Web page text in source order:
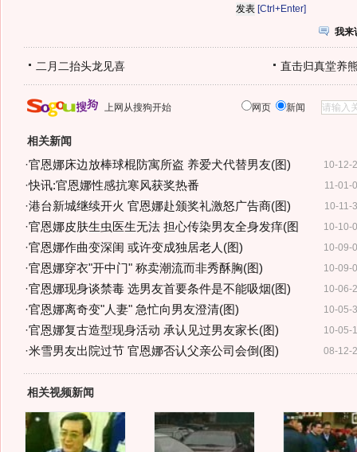
[Ctrl+Enter]
我来
二月二抬头龙见喜 直击归真堂养
上网从搜狗开始 网页 新闻
相关新闻
10-12-
·官恩娜床边放棒球棍防寓所盗 养爱犬代替男友(图)
11-01-
·快讯:官恩娜性感抗寒风获奖热番
10-11-
·港台新城继续开火 官恩娜赴颁奖礼激怒广告商(图)
10-10-
·官恩娜皮肤生虫医生无法 担心传染男友全身发痒(图
10-09-
·官恩娜作曲变深闺 或许变成独居老人(图)
10-09-
·官恩娜穿衣"开中门" 称卖潮流而非秀酥胸(图)
10-06-
·官恩娜现身谈禁毒 选男友首要条件是不能吸烟(图)
10-05-
·官恩娜离奇变"人妻" 急忙向男友澄清(图)
10-05-
·官恩娜复古造型现身活动 承认见过男友家长(图)
08-12-
·米雪男友出院过节 官恩娜否认父亲公司会倒(图)
相关视频新闻